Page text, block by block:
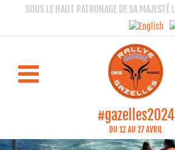
SOUS LE HAUT PATRONAGE DE SA MAJESTÉ
#gazelles2024
DU 12 AU 27 AVRIL